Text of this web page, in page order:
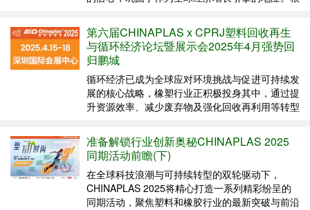
业PMI达到50.3%，连续三个月上升，显示制造业
扩张步伐加快。 在当前良好势头基础上，“CHIN...
第六届CHINAPLAS x CPRJ塑料回收再生
与循环经济论坛暨展示会2025年4月强势回
归鹏城
循环经济已成为全球应对环境挑战与促进可持续发
展的核心战略，橡塑行业正积极投身其中，通过提
升资源效率、减少废弃物及强化回收再利用等转型
上下游企业紧密合作，加速循环经济转型步伐。
为顺应塑料回收再生与循环经济的趋势及满足行业
的需求， 由CH...
准备解锁行业创新奥秘CHINAPLAS 2025
同期活动前瞻(下)
在全球科技浪潮与可持续转型的双轮驱动下，
CHINAPLAS 2025将精心打造一系列精彩纷呈的
同期活动，聚焦塑料和橡胶行业的最新突破与前沿